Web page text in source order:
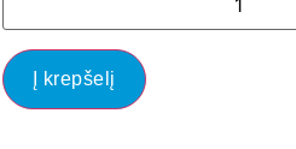
Į krepšelį